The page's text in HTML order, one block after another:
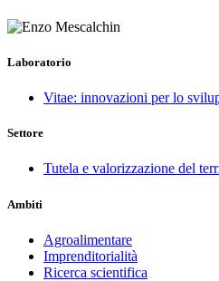
Laboratorio
Vitae: innovazioni per lo
Settore
Tutela e valorizzazione del
Ambiti
Agroalimentare
Imprenditorialità
Ricerca scientifica